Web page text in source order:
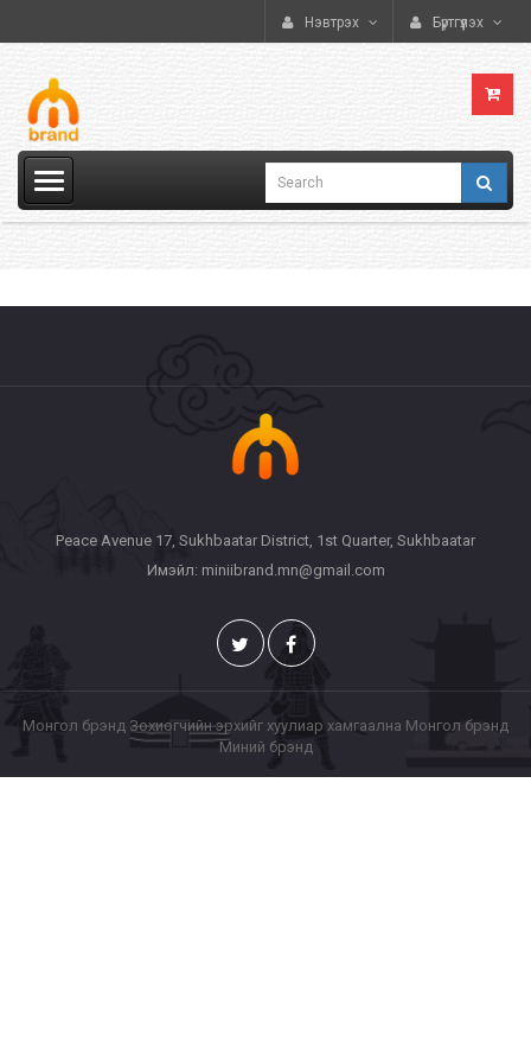
Нэвтрэх Бүртгүүлэх
Peace Avenue 17, Sukhbaatar District, 1st Quarter, Sukhbaatar
Имэйл: miniibrand.mn@gmail.com
Монгол брэнд Зохиогчийн эрхийг хуулиар хамгаална Монгол брэнд
Миний брэнд